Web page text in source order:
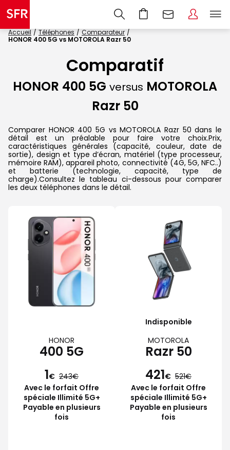
Accueil Téléphones
Comparateur
HONOR 400 5G vs MOTOROLA Razr 50
Comparatif
HONOR 400 5G versus MOTOROLA
Razr 50
Comparer HONOR 400 5G vs MOTOROLA Razr 50 dans le
détail est un préalable pour faire votre choix.Prix,
caractéristiques générales (capacité, couleur, date de
sortie), design et type d’écran, matériel (type processeur,
mémoire RAM), appareil photo, connectivité (4G, 5G, NFC..)
et batterie (technologie, capacité, type de
charge).Consultez le tableau ci-dessous pour comparer
les deux téléphones dans le détail.
HONOR
400 5G
1€ 243
Avec le forfait Offre
spéciale Illimité 5G+
Payable en plusieurs
fois
Indisponible
MOTOROLA
Razr 50
421€ 521
Avec le forfait Offre
spéciale Illimité 5G+
Payable en plusieurs
fois